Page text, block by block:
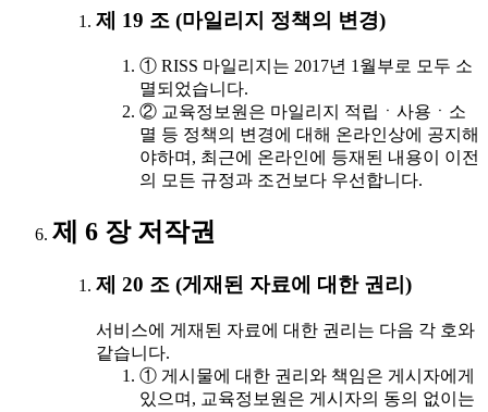
제 19 조 (마일리지 정책의 변경)
① RISS 마일리지는 2017년 1월부로 모두 소
멸되었습니다.
② 교육정보원은 마일리지 적립ㆍ사용ㆍ소
멸 등 정책의 변경에 대해 온라인상에 공지해
야하며, 최근에 온라인에 등재된 내용이 이전
의 모든 규정과 조건보다 우선합니다.
제 6 장 저작권
제 20 조 (게재된 자료에 대한 권리)
서비스에 게재된 자료에 대한 권리는 다음 각 호와
같습니다.
① 게시물에 대한 권리와 책임은 게시자에게
있으며, 교육정보원은 게시자의 동의 없이는